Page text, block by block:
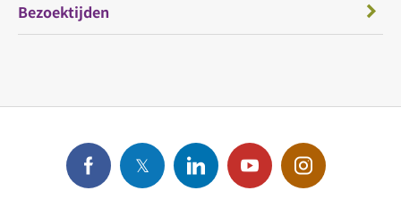
Bezoektijden